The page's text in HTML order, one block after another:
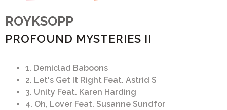
ROYKSOPP
PROFOUND MYSTERIES II
1. Demiclad Baboons
2. Let's Get It Right Feat. Astrid S
3. Unity Feat. Karen Harding
4. Oh, Lover Feat. Susanne Sundfor